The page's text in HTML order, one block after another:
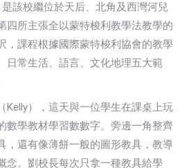
該校繼位於天后、北角及西灣河兒
四所主張全以蒙特梭利教學法教學的
，課程根據國際蒙特梭利協會的教學
日常生活、語言、文化地理五大範
Kelly），這天與一位學生在課桌上玩
數學教材學習數數字。旁邊一角整齊
，還有像薄餅一般的圖形教具，教導
念。劉校長每次只拿一種教具給學